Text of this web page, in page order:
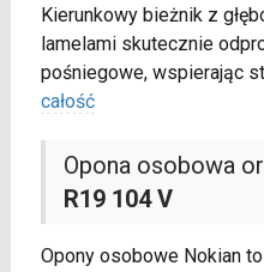
Kierunkowy bieżnik z
lamelami skutecznie
pośniegowe, wspierając
całość
Opona osobowa
R19 104 V
Opony osobowe Nokian